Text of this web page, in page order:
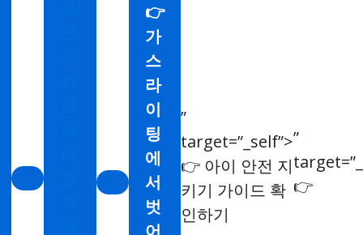
👉
가
스
라
이
팅
에
서
벗
어
”
target=”_self”>
👉 아이 안전 지
키기 가이드 확
인하기
”
👉